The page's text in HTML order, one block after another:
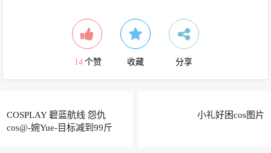
14 个赞 收藏 分享
COSPLAY 碧蓝航线 怨仇
cos@-婉Yue-目标减到99斤
小礼好困cos图片